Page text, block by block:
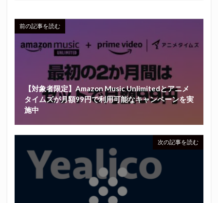
前の記事を読む
【対象者限定】Amazon Music Unlimitedとアニメ
タイムズが月額99円で利用可能なキャンペーンを実
施中
次の記事を読む